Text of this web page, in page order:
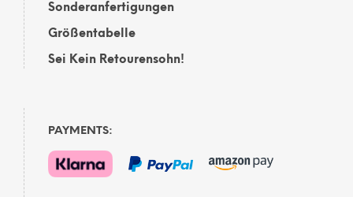
Sonderanfertigungen
Größentabelle
Sei Kein Retourensohn!
PAYMENTS: